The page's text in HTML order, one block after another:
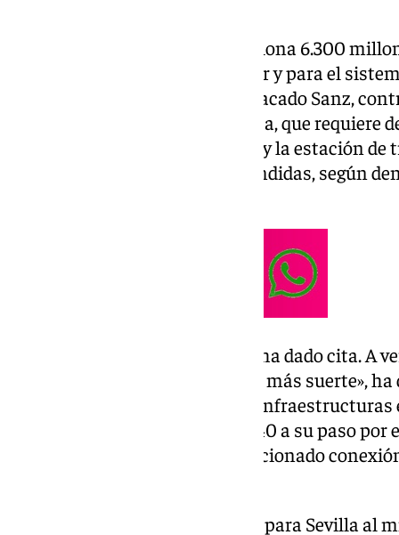
«En estos años, han ido a Barcelona 6.300
Sants, la nueva que se va a hacer y para el
Rodalies de Barcelona», ha destacado Sanz,
que atraviesa la capital andaluza, que requiere
conexiones entre el aeropuerto y la estación de
peticiones no han sido aún atendidas, según
«No tenemos noticias y no nos ha dado cita. A
catalán, los sevillanos tenemos más suerte»,
a esa demanda por el déficit de
encuentran el remate de la SE-40 a su paso
anillo de Cercanías, y la ya mencionado
He ido a Madrid a reclamar para Sevilla al